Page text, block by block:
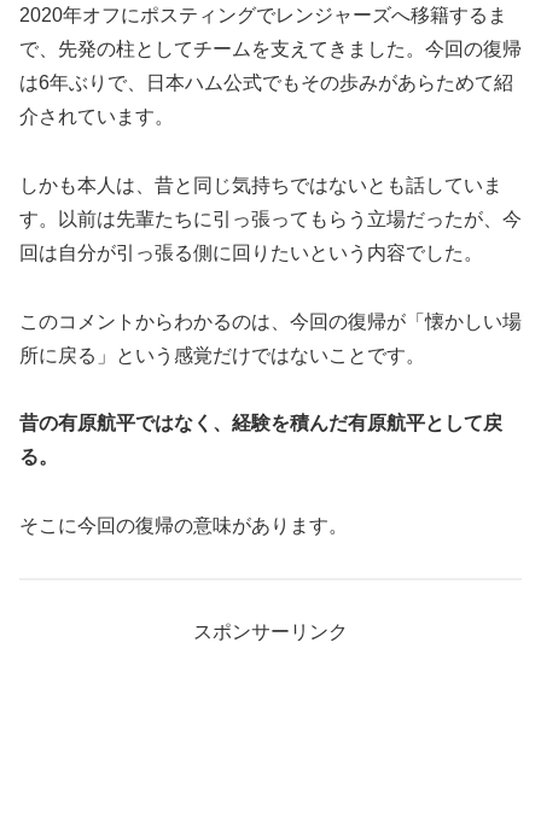
2020年オフにポスティングでレンジャーズへ移籍するま
で、先発の柱としてチームを支えてきました。今回の復帰
は6年ぶりで、日本ハム公式でもその歩みがあらためて紹
介されています。
しかも本人は、昔と同じ気持ちではないとも話していま
す。以前は先輩たちに引っ張ってもらう立場だったが、今
回は自分が引っ張る側に回りたいという内容でした。
このコメントからわかるのは、今回の復帰が「懐かしい場
所に戻る」という感覚だけではないことです。
昔の有原航平ではなく、経験を積んだ有原航平として戻
る。
そこに今回の復帰の意味があります。
スポンサーリンク